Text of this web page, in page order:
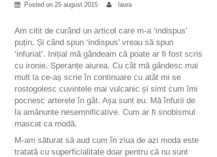
Posted on 25 august 2015 laura
Am citit de curând un articol care m-a ‘indispus’
puțin. Și când spun ‘indispus’ vreau să spun
‘infuriat’. Inițial mă gândeam că poate ar fi fost scris
cu ironie. Speranțe aiurea. Cu cât mă gândesc mai
mult la ce-aș scrie în continuare cu atât mi se
rostogolesc cuvintele mai vulcanic și simt cum îmi
pocnesc arterele în gât. Așa sunt eu. Mă înfurii de
la amănunte nesemnificative. Cum ar fi snobismul
mascat ca modă.
M-am săturat să aud cum în ziua de azi moda este
tratată cu superficialitate doar pentru că nu sunt